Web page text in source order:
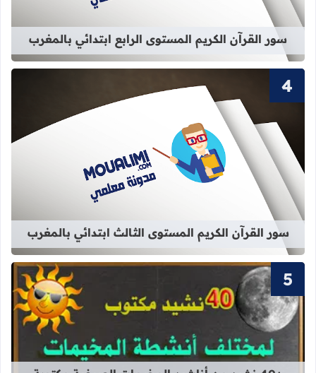
سور القرآن الكريم المستوى الرابع ابتدائي بالمغرب
قراءة المزيد عن سور القرآن الكريم
سور القرآن الكريم المستوى الثالث ابتدائي بالمغرب
قراءة المزيد عن +40 نشيد من أناشيد المخيمات الصيفية مكتوبة بالفصحى